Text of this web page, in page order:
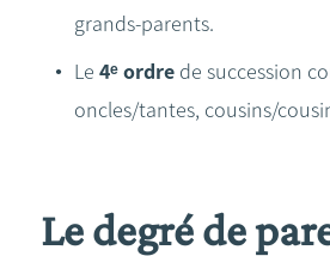
grands-parents.
Le 4ᵉ ordre de succession
oncles/tantes, cousins/
Le degré de